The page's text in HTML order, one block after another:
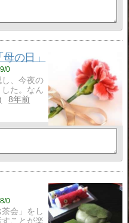
の日」
0
、今夜の
た。なん
8年前
0
会」をし
ことが楽